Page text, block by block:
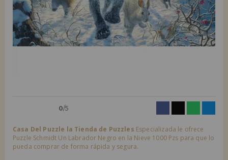
LIQUIDACIONES
INFORMACIÓN
Quiero registrarme como
nuevo cliente
Al crear una cuenta en casadelpuzzle.com podrás realizar tus compras
0/5
Casa Del Puzzle la Tienda de Puzzles Especializada le ofrece
Puzzle Schmidt Un Labrador Negro en la Nieve 1000 Pzs para que lo
pueda comprar de forma rápida y segura.